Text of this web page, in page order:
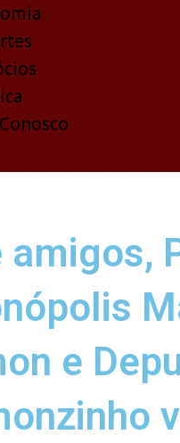
amigos,
e